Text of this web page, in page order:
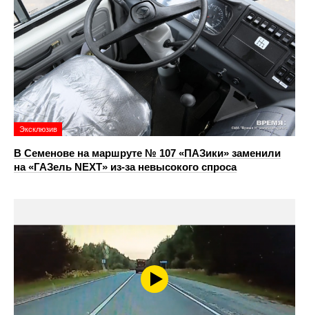
Эксклюзив
В Семенове на маршруте № 107 «ПАЗики» заменили
на «ГАЗель NEXT» из‑за невысокого спроса